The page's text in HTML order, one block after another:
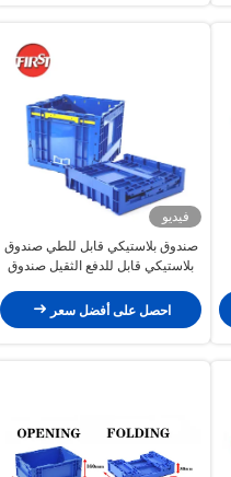
فيديو
صندوق بلاستيكي قابل للطي صندوق
بلاستيكي قابل للدفع الثقيل صندوق
احصل على أفضل سعر